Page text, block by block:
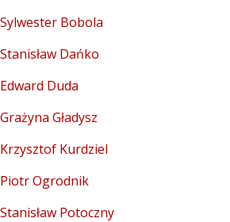
Sylwester Bobola
Stanisław Dańko
Edward Duda
Grażyna Gładysz
Krzysztof Kurdziel
Piotr Ogrodnik
Stanisław Potoczny